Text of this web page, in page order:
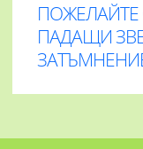
ПАДАЩИ